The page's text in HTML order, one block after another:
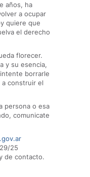
años, ha
a ocupar
quiere que
el derecho
florecer.
y su esencia,
borrarle
a construir el
persona o esa
comunicate
25
de contacto.